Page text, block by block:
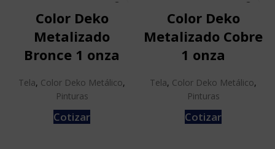
Color Deko
Metalizado
Bronce 1 onza
Tela, Color Deko Metálico,
Pinturas
Cotizar
Color Deko
Metalizado Cobre
1 onza
Tela, Color Deko Metálico,
Pinturas
Cotizar